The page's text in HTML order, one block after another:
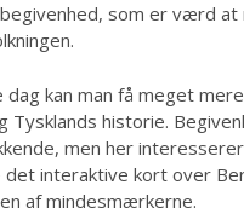
som er værd at
dag kan man få meget
Tysklands historie.
men her
det interaktive kort over
af mindesmærkerne.